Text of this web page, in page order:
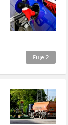
Еще 2